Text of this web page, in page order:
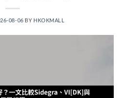
08-06 BY HKOKMALL